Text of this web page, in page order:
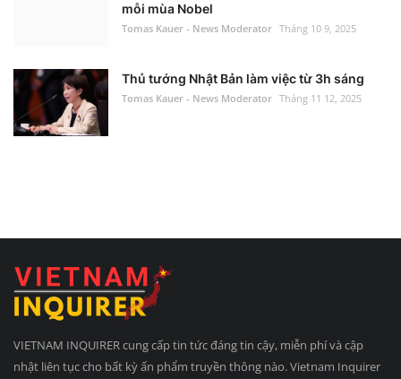
mỗi mùa Nobel
Tomas Kauer - News Moderator Tháng 10 9, 2025
Thủ tướng Nhật Bản làm việc từ 3h sáng
Tomas Kauer - News Moderator Tháng 11 12, 2025
VIETNAM INQUIRER cung cấp tin tức đáng tin cậy, miễn phí và cập
nhật liên tục cho bất kỳ ấn phẩm truyền thông nào. Vietnam Inquirer